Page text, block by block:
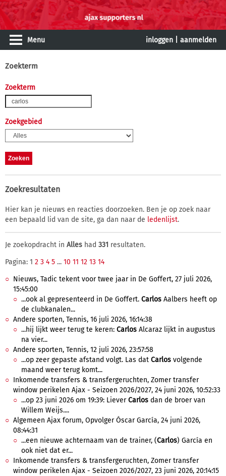
Menu inloggen aanmelden
Zoekterm
Zoekterm
Zoekgebied
Zoekresultaten
Hier kan je nieuws en reacties doorzoeken. Ben je op zoek naar
een bepaald lid van de site, ga dan naar de ledenlijst.
Je zoekopdracht in Alles had 331 resultaten.
Pagina: 1 2 3 4 5 ... 10 11 12 13 14
Nieuws, Tadic tekent voor twee jaar in De Goffert, 27 juli 2026,
15:45:00
...ook al gepresenteerd in De Goffert. Carlos Aalbers heeft op
de clubkanalen...
Andere sporten, Tennis, 16 juli 2026, 16:14:38
...hij lijkt weer terug te keren: Carlos Alcaraz lijkt in augustus
na vier...
Andere sporten, Tennis, 12 juli 2026, 23:57:58
...op zeer gepaste afstand volgt. Las dat Carlos volgende
maand weer terug komt...
Inkomende transfers & transfergeruchten, Zomer transfer
window perikelen Ajax - Seizoen 2026/2027, 24 juni 2026, 10:52:33
...op 23 juni 2026 om 19:39: LieverCarlos dan de broer van
Willem Weijs....
Algemeen Ajax forum, Opvolger Óscar García, 24 juni 2026,
08:44:31
...een nieuwe achternaam van de trainer, (Carlos) García en
ook niet dat er...
Inkomende transfers & transfergeruchten, Zomer transfer
window perikelen Ajax - Seizoen 2026/2027, 23 juni 2026, 20:14:15